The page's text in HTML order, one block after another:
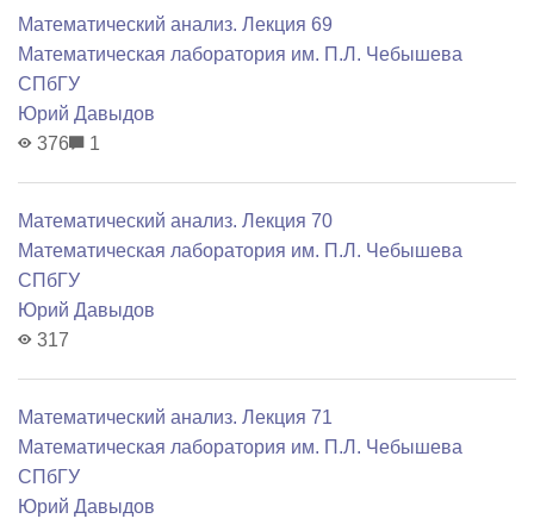
Математический анализ. Лекция 69
Математичеcкая лаборатория им. П.Л. Чебышева
СПбГУ
Юрий Давыдов
376
1
Математический анализ. Лекция 70
Математичеcкая лаборатория им. П.Л. Чебышева
СПбГУ
Юрий Давыдов
317
Математический анализ. Лекция 71
Математичеcкая лаборатория им. П.Л. Чебышева
СПбГУ
Юрий Давыдов